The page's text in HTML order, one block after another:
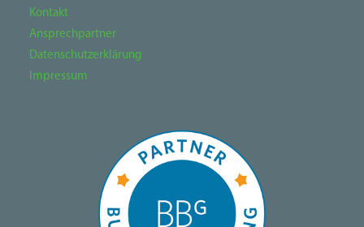
Kontakt
Ansprechpartner
Datenschutzerklärung
Impressum